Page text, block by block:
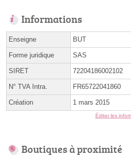
Informations
Enseigne BUT
Forme juridique SAS
SIRET 72204186002102
N° TVA Intra. FR65722041860
Création 1 mars 2015
Éditer les
Boutiques à proximité